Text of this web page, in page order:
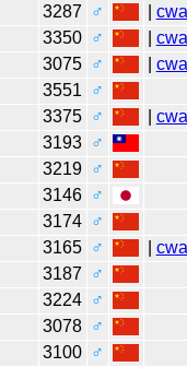
3287 ♂ cwa
3350 ♂ cwa
3075 ♂ cwa
3551
♂
3375 ♂ cwa
3193
♂
3219
♂
3146
♂
3174
♂
3165 ♂ cwa
3187
♂
3224
♂
3078
♂
3100
♂